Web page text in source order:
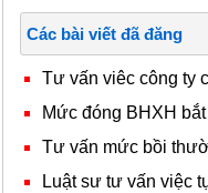
Các bài viết đã đăng
Tư vấn viêc công ty
Mức đóng BHXH
Tư vấn mức bồi
Luật sư tư vấn việc